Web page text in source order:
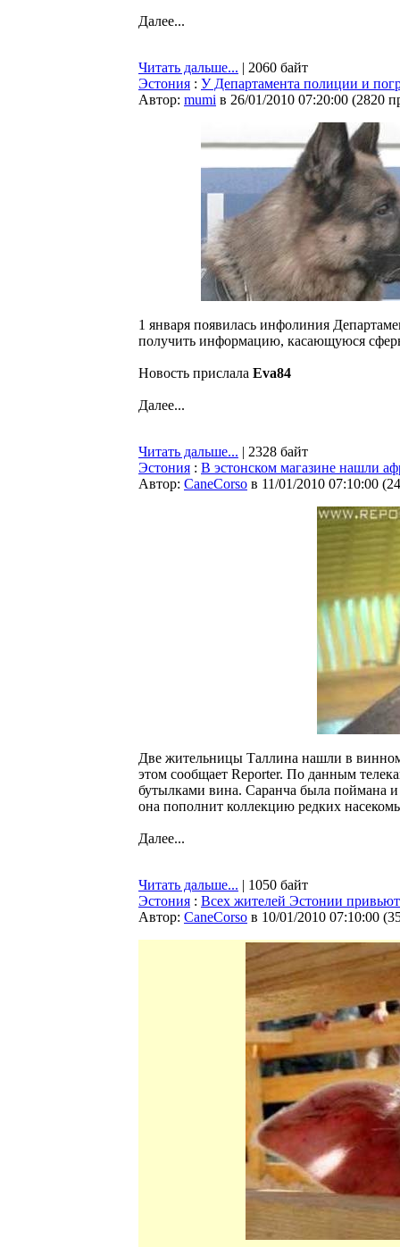
Далее...
Читать дальше... | 2060 байт
Эстония : У Департамента полиции и
Автор: mumi в 26/01/2010 07:20:00 (2820
1 января появилась инфолиния
получить информацию, касающуюся
Новость прислала Eva84
Далее...
Читать дальше... | 2328 байт
Эстония : В эстонском магазине нашли
Автор: CaneCorso в 11/01/2010 07:10:00 (
Две жительницы Таллина нашли в
этом сообщает Reporter. По данным
бутылками вина. Саранча была поймана
она пополнит коллекцию редких
Далее...
Читать дальше... | 1050 байт
Эстония : Всех жителей Эстонии
Автор: CaneCorso в 10/01/2010 07:10:00 (